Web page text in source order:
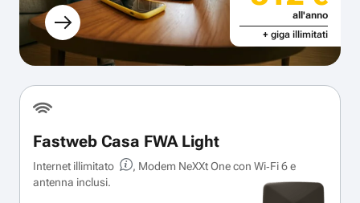
all'anno
+ giga illimitati
Fastweb Casa FWA Light
Internet illimitato
, Modem NeXXt One con Wi‑Fi 6 e
antenna inclusi.